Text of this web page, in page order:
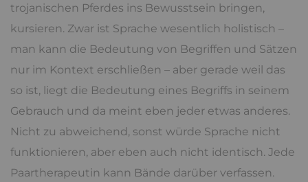
trojanischen Pferdes ins Bewusstsein bringen,
kursieren. Zwar ist Sprache wesentlich holistisch –
man kann die Bedeutung von Begriffen und Sätzen
nur im Kontext erschließen – aber gerade weil das
so ist, liegt die Bedeutung eines Begriffs in seinem
Gebrauch und da meint eben jeder etwas anderes.
Nicht zu abweichend, sonst würde Sprache nicht
funktionieren, aber eben auch nicht identisch. Jede
Paartherapeutin kann Bände darüber verfassen.